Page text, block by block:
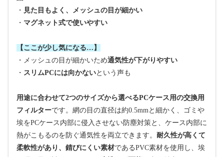
・ 見た目もよく、メッシュの目が細かい
・ マグネット式で使いやすい
【ここが少し気になる…】
・メッシュの目が細かいため通気性が下がりやすい
・ スリムPCには向かないという声も
用途に合わせて2つのサイズから選べるPCケース用の交換用
フィルターです。網の目の直径は約0.5mmと細かく、ゴミや
埃をPCケース内部に侵入させない防塵対策と、ケース内部に
熱がこもるのを防ぐ通気性を両立できます。 耐久性が高くて
柔軟性があり、錆びにくい素材であるPVC素材を使用し、埃